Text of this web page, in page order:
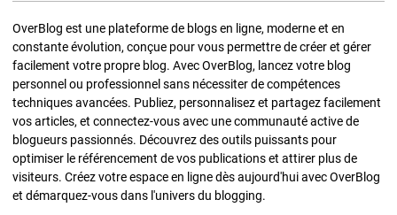
OverBlog est une plateforme de blogs en ligne, moderne et en
constante évolution, conçue pour vous permettre de créer et gérer
facilement votre propre blog. Avec OverBlog, lancez votre blog
personnel ou professionnel sans nécessiter de compétences
techniques avancées. Publiez, personnalisez et partagez facilement
vos articles, et connectez-vous avec une communauté active de
blogueurs passionnés. Découvrez des outils puissants pour
optimiser le référencement de vos publications et attirer plus de
visiteurs. Créez votre espace en ligne dès aujourd'hui avec OverBlog
et démarquez-vous dans l'univers du blogging.